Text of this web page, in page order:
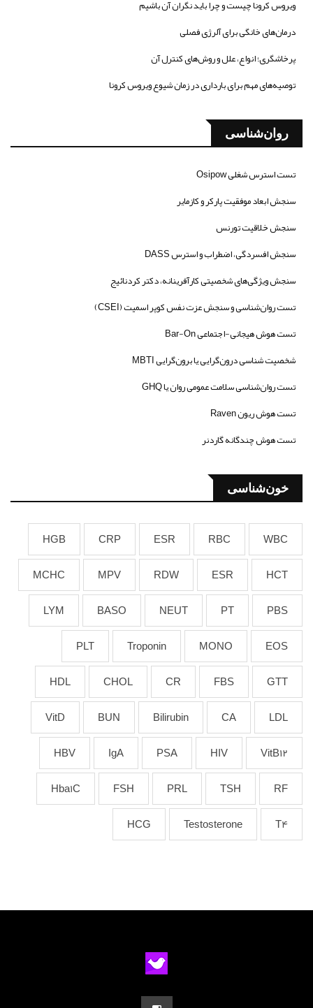
ویروس کرونا چیست و چرا باید نگران آن باشیم
درمان‌های خانگی برای آلرژی فصلی
پرخاشگری؛ انواع، علل و روش‌های کنترل آن
توصیه‌های مهم برای بارداری در زمان شیوع ویروس کرونا
روان‌شناسی
تست استرس شغلی Osipow
سنجش ابعاد موفقیت پارکر و کازمایر
سنجش خلاقیت تورنس
سنجش افسردگی، اضطراب و استرس DASS
سنجش ویژگی‌های شخصیتی کارآفرینانه، دکتر کردنائیج
تست روان‌شناسی و سنجش عزت نفس کوپر اسمیت (CSEI)
تست هوش هیجانی-اجتماعی Bar-On
شخصیت شناسی درون‌گرایی یا برون‌گرایی MBTI
تست روان‌شناسی سلامت عمومی روان یا GHQ
تست هوش ریون Raven
تست هوش چندگانه گاردنر
خون‌شناسی
WBC
RBC
ESR
CRP
HGB
HCT
ESR
RDW
MPV
MCHC
PBS
PT
NEUT
BASO
LYM
EOS
MONO
Troponin
PLT
GTT
FBS
CR
CHOL
HDL
LDL
CA
Bilirubin
BUN
VitD
VitB12
HIV
PSA
IgA
HBV
RF
TSH
PRL
FSH
Hba1C
T4
Testosterone
HCG